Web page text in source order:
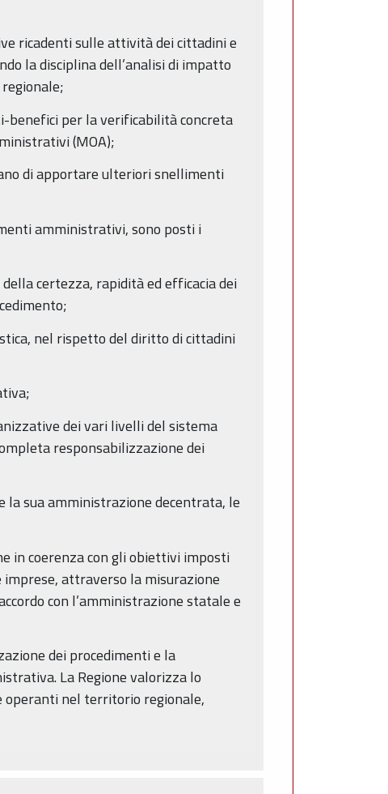
ricadenti sulle attività dei cittadini e
la disciplina dell’analisi di impatto
benefici per la verificabilità concreta
(MOA);
di apportare ulteriori snellimenti
amministrativi, sono posti i
certezza, rapidità ed efficacia dei
nel rispetto del diritto di cittadini
dei vari livelli del sistema
responsabilizzazione dei
la sua amministrazione decentrata, le
in coerenza con gli obiettivi imposti
attraverso la misurazione
con l’amministrazione statale e
dei procedimenti e la
La Regione valorizza lo
nel territorio regionale,